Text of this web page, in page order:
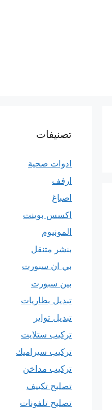
تصنيفات
ادوات صحية
ارفف
اصباغ
اكسس بوينت
المونيوم
بنشر متنقل
بي ان سبورت
بين سبورت
تبديل بطاريات
تبديل تواير
تركيب ستلايت
تركيب سيراميك
تركيب مداخن
تصليح تكييف
تصليح تلفونات